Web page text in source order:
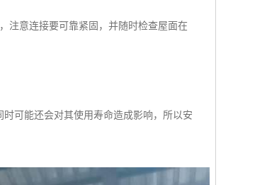
注意连接要可靠紧固，并随时检查屋面在
可能还会对其使用寿命造成影响，所以安